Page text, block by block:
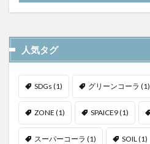
人気タグ
SDGs (1) グリーンコーラ (1)
ZONE (1) SPAICE9(1)
スーパーコーラ (1) SOIL (1)